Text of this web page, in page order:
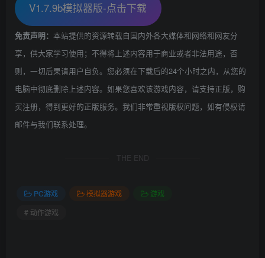
V1.7.9b模拟器版-点击下载
免责声明： 本站提供的资源转载自国内外各大媒体和网络和网友分
享，供大家学习使用；不得将上述内容用于商业或者非法用途，否
则，一切后果请用户自负。您必须在下载后的24个小时之内，从您的
电脑中彻底删除上述内容。如果您喜欢该游戏内容，请支持正版，购
买注册，得到更好的正版服务。我们非常重视版权问题，如有侵权请
邮件与我们联系处理。
THE END
PC游戏 模拟器游戏
游戏
# 动作游戏